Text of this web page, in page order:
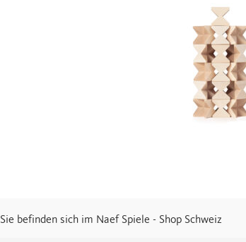
Sie befinden sich im Naef Spiele - Shop Schweiz